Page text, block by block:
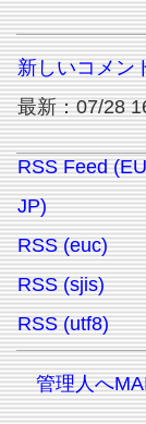
新しいコメン
最新：07/28
RSS Feed
JP)
RSS (euc)
RSS (sjis)
RSS (utf8)
管理人へ